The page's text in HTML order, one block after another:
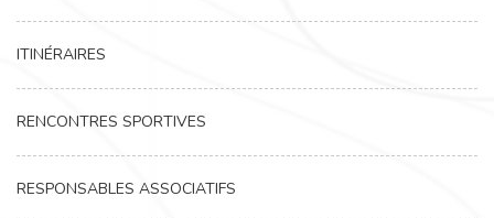
ITINÉRAIRES
RENCONTRES SPORTIVES
RESPONSABLES ASSOCIATIFS